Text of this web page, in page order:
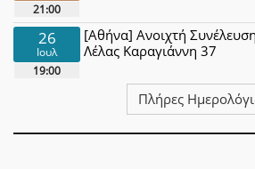
21:00
26
Ιουλ
19:00
[Αθήνα] Ανοιχτή
Λέλας Καραγιάννη 37
Πλήρες